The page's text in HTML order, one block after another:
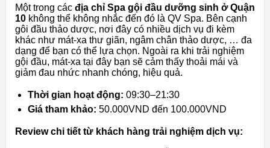
Một trong các địa chỉ Spa gội đầu dưỡng sinh ở Quận
10 không thể không nhắc đến đó là QV Spa. Bên cạnh
gôi đầu thảo dược, nơi đây có nhiều dịch vụ đi kèm
khác như mát-xa thư giãn, ngâm chân thảo dược, … đa
dạng để bạn có thể lựa chọn. Ngoài ra khi trải nghiệm
gội đầu, mát-xa tại đây bạn sẽ cảm thấy thoải mái và
giảm đau nhức nhanh chóng, hiệu quả.
Thời gian hoạt động: 09:30–21:30
Giá tham khảo: 50.000VND đến 100.000VND
Review chi tiết từ khách hàng trải nghiệm dịch vụ: